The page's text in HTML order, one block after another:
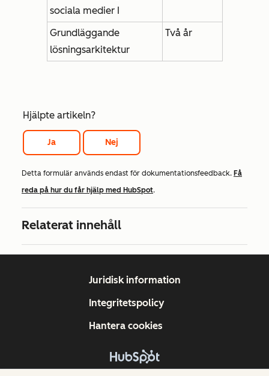
sociala medier I
Grundläggande
lösningsarkitektur
Två år
Hjälpte artikeln?
Ja Nej
Detta formulär används endast för dokumentationsfeedback. Få
reda på hur du får hjälp med HubSpot.
Relaterat innehåll
Juridisk information
Integritetspolicy
Hantera cookies